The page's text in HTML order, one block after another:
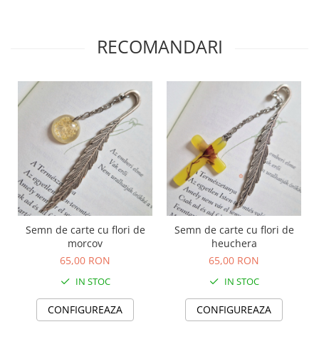
TOATE Produsele Zero WasteRECOMANDARI
Semn de carte cu flori de
morcov
65,00 RON
IN STOC
CONFIGUREAZA
Semn de carte cu flori de
heuchera
65,00 RON
IN STOC
CONFIGUREAZA